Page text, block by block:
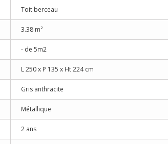
Toit berceau
3.38 m²
- de 5m2
L 250 x P 135 x Ht 224 cm
Gris anthracite
Métallique
2 ans